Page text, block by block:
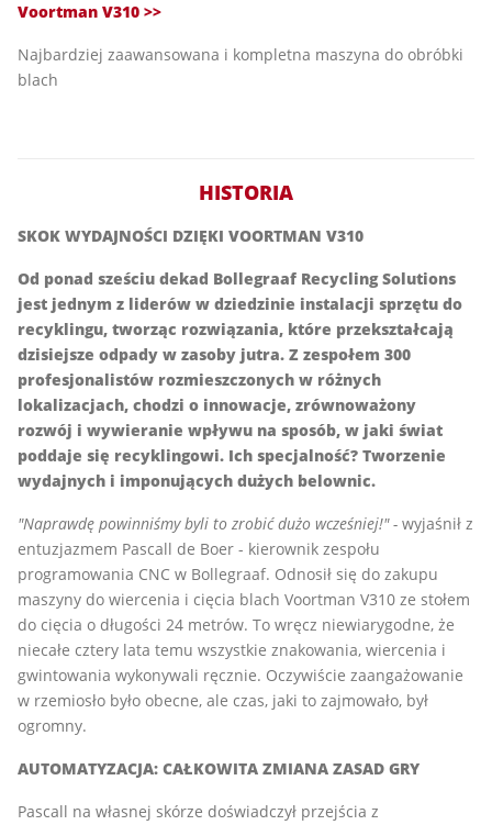
Voortman V310 >>
Najbardziej zaawansowana i kompletna maszyna do obróbki
blach
HISTORIA
SKOK WYDAJNOŚCI DZIĘKI VOORTMAN V310
Od ponad sześciu dekad Bollegraaf Recycling Solutions
jest jednym z liderów w dziedzinie instalacji sprzętu do
recyklingu, tworząc rozwiązania, które przekształcają
dzisiejsze odpady w zasoby jutra. Z zespołem 300
profesjonalistów rozmieszczonych w różnych
lokalizacjach, chodzi o innowacje, zrównoważony
rozwój i wywieranie wpływu na sposób, w jaki świat
poddaje się recyklingowi. Ich specjalność? Tworzenie
wydajnych i imponujących dużych belownic.
"Naprawdę powinniśmy byli to zrobić dużo wcześniej!" - wyjaśnił z
entuzjazmem Pascall de Boer - kierownik zespołu
programowania CNC w Bollegraaf. Odnosił się do zakupu
maszyny do wiercenia i cięcia blach Voortman V310 ze stołem
do cięcia o długości 24 metrów. To wręcz niewiarygodne, że
niecałe cztery lata temu wszystkie znakowania, wiercenia i
gwintowania wykonywali ręcznie. Oczywiście zaangażowanie
w rzemiosło było obecne, ale czas, jaki to zajmowało, był
ogromny.
AUTOMATYZACJA: CAŁKOWITA ZMIANA ZASAD GRY
Pascall na własnej skórze doświadczył przejścia z